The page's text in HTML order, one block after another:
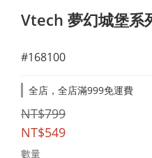
Vtech 夢幻城堡系
#168100
全店，全店滿999免運費
NT$799
NT$549
數量